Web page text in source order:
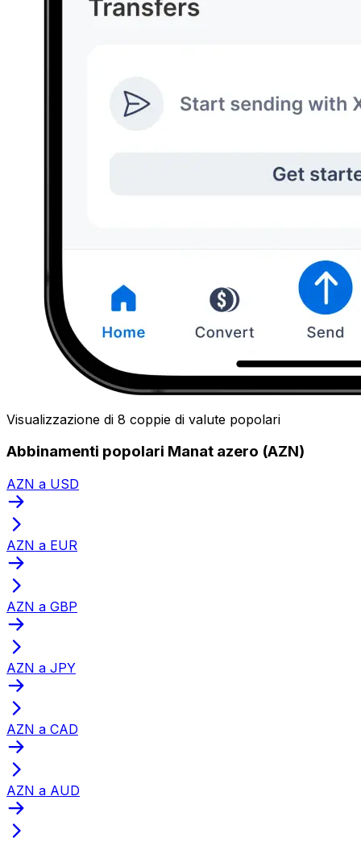
Visualizzazione di 8 coppie di valute popolari
Abbinamenti popolari Manat azero (AZN)
AZN a USD
AZN a EUR
AZN a GBP
AZN a JPY
AZN a CAD
AZN a AUD